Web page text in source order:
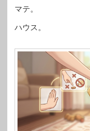
マテ。
ハウス。